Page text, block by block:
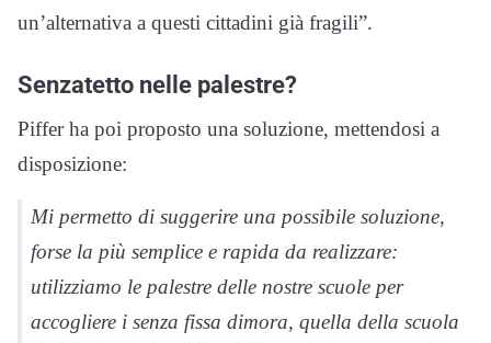
un’alternativa a questi cittadini già fragili”.
Senzatetto nelle palestre?
Piffer ha poi proposto una soluzione, mettendosi a
disposizione:
Mi permetto di suggerire una possibile soluzione,
forse la più semplice e rapida da realizzare:
utilizziamo le palestre delle nostre scuole per
accogliere i senza fissa dimora, quella della scuola